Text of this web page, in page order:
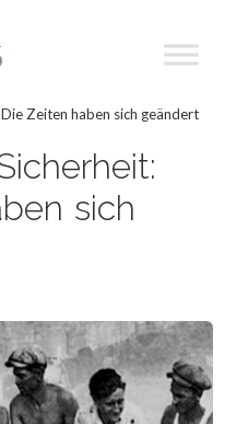
Zeiten haben sich geändert
sich